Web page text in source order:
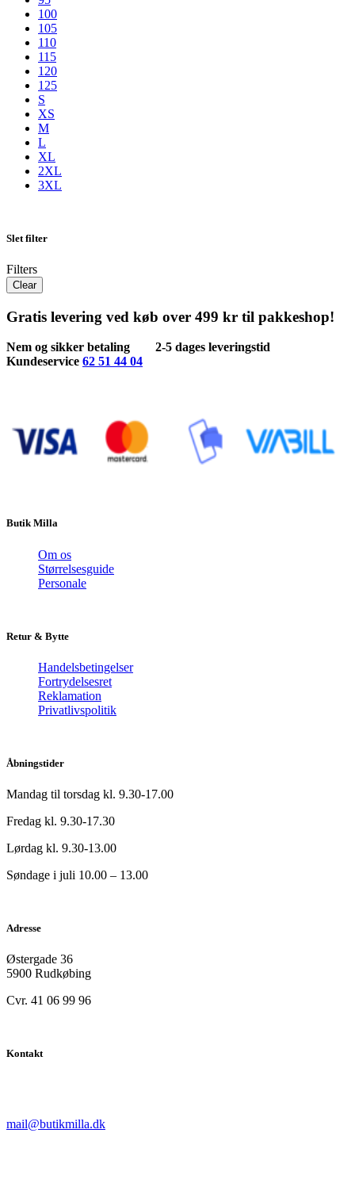
100
105
110
115
120
125
S
XS
M
L
XL
2XL
3XL
Slet filter
Filters
Clear
Gratis levering ved køb over 499 kr til pakkeshop!
Nem og sikker betaling
2-5 dages leveringstid
Kundeservice 62 51 44 04
Butik Milla
Om os
Størrelsesguide
Personale
Retur & Bytte
Handelsbetingelser
Fortrydelsesret
Reklamation
Privatlivspolitik
Åbningstider
Mandag til torsdag kl. 9.30-17.00
Fredag kl. 9.30-17.30
Lørdag kl. 9.30-13.00
Søndage i juli 10.00 – 13.00
Adresse
Østergade 36
5900 Rudkøbing
Cvr. 41 06 99 96
Kontakt
mail@butikmilla.dk